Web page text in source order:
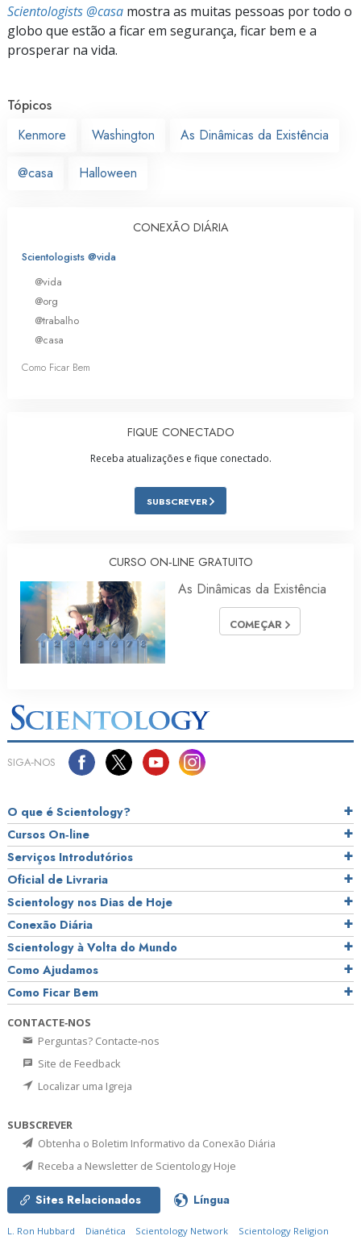
Scientologists @casa mostra as muitas pessoas por todo o
globo que estão a ficar em segurança, ficar bem e a
prosperar na vida.
Tópicos
Kenmore
Washington As Dinâmicas da Existência
@casa Halloween
CONEXÃO DIÁRIA
Scientologists @vida
@vida
@org
@trabalho
@casa
Como Ficar Bem
FIQUE CONECTADO
Receba atualizações e fique conectado.
SUBSCREVER
CURSO ON‑LINE GRATUITO
As Dinâmicas da Existência
COMEÇAR
SIGA‑NOS
O que é Scientology?
Cursos On‑line
Serviços Introdutórios
Oficial de Livraria
Scientology nos Dias de Hoje
Conexão Diária
Scientology à Volta do Mundo
Como Ajudamos
Como Ficar Bem
CONTACTE‑NOS
Perguntas? Contacte‑nos
Site de Feedback
Localizar uma Igreja
SUBSCREVER
Obtenha o Boletim Informativo da Conexão Diária
Receba a Newsletter de Scientology Hoje
Sites Relacionados Língua
L. Ron Hubbard Dianética Scientology Network Scientology Religion